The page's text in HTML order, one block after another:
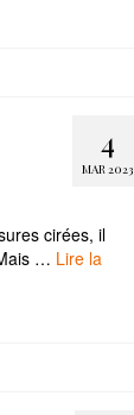
4
MAR 2023
cirées, il
… Lire la